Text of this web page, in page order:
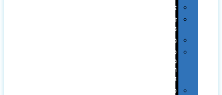
אוזניות
זכרונות
ניידים
מפצלים
סביבת
מחשב
וציוד
היקפי
סוללות